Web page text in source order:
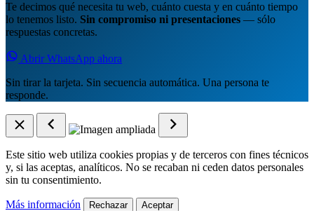
Te decimos qué necesita tu web, cuánto cuesta y en cuánto tiempo
lo tenemos listo. Sin compromiso ni presentaciones — sólo
respuestas concretas.
Abrir WhatsApp ahora
Sin tirar la tarjeta. Sin secuencia automática. Una persona te
responde.
Este sitio web utiliza cookies propias y de terceros con fines técnicos
y, si las aceptas, analíticos. No se recaban ni ceden datos personales
sin tu consentimiento.
Más información Rechazar Aceptar